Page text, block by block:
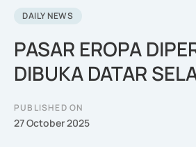
DAILY NEWS
PASAR EROPA
DIBUKA DATAR
PUBLISHED ON
27 October 2025